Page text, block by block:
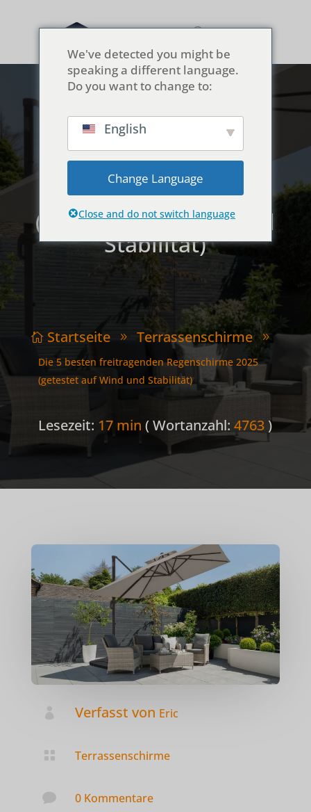
Die 5 besten
freitragenden
Regenschirme 2025
(getestet auf Wind und
Stabilität)
 Startseite 9 Terrassenschirme 9
Die 5 besten freitragenden Regenschirme 2025
(getestet auf Wind und Stabilität)
Lesezeit: 17 min ( Wortanzahl: 4763 )
Verfasst von Eric
 Terrassenschirme
 0 Kommentare
We've detected you might be
speaking a different language.
Do you want to change to:
English
Change Language
Close and do not switch language